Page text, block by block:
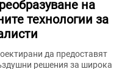
на
технологии за
да предоставят
решения за широка